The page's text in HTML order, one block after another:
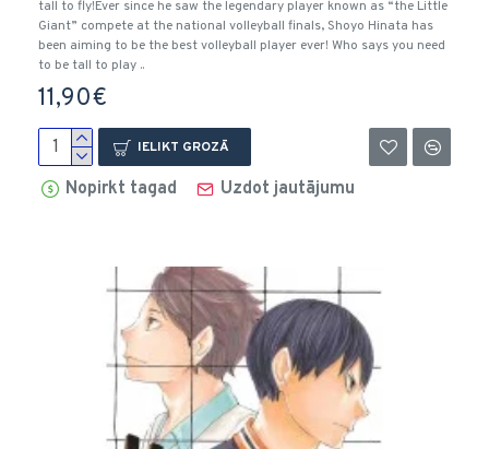
tall to fly!Ever since he saw the legendary player known as “the Little
Giant” compete at the national volleyball finals, Shoyo Hinata has
been aiming to be the best volleyball player ever! Who says you need
to be tall to play ..
11,90€
IELIKT GROZĀ
Nopirkt tagad Uzdot jautājumu